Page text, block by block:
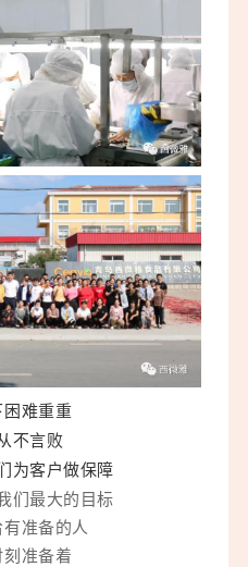
难重重
不言败
为客户做保障
们最大的目标
准备的人
准备着